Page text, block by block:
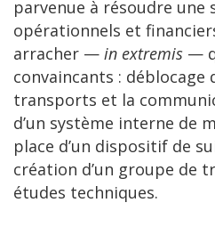
parvenue à résoudre une
opérationnels et
arracher — in extremis —
convaincants : déblocage
transports et la
d’un système interne de
place d’un dispositif de
création d’un groupe de
études techniques.